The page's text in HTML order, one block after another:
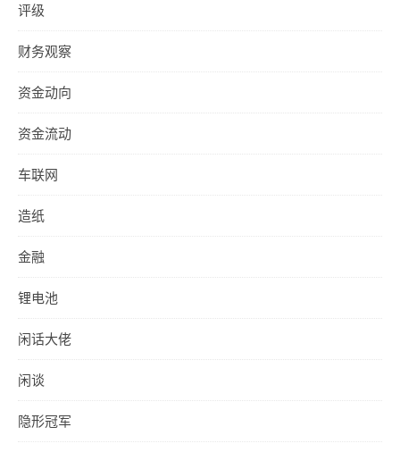
评级
财务观察
资金动向
资金流动
车联网
造纸
金融
锂电池
闲话大佬
闲谈
隐形冠军